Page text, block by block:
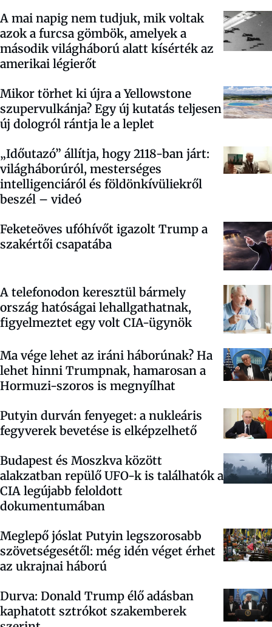
A mai napig nem tudjuk, mik voltak
azok a furcsa gömbök, amelyek a
második világháború alatt kísérték az
amerikai légierőt
Mikor törhet ki újra a Yellowstone
szupervulkánja? Egy új kutatás teljesen
új dologról rántja le a leplet
„Időutazó” állítja, hogy 2118-ban járt:
világháborúról, mesterséges
intelligenciáról és földönkívüliekről
beszél – videó
Feketeöves ufóhívőt igazolt Trump a
szakértői csapatába
A telefonodon keresztül bármely
ország hatóságai lehallgathatnak,
figyelmeztet egy volt CIA-ügynök
Ma vége lehet az iráni háborúnak? Ha
lehet hinni Trumpnak, hamarosan a
Hormuzi-szoros is megnyílhat
Putyin durván fenyeget: a nukleáris
fegyverek bevetése is elképzelhető
Budapest és Moszkva között
alakzatban repülő UFO-k is találhatók a
CIA legújabb feloldott
dokumentumában
Meglepő jóslat Putyin legszorosabb
szövetségesétől: még idén véget érhet
az ukrajnai háború
Durva: Donald Trump élő adásban
kaphatott sztrókot szakemberek